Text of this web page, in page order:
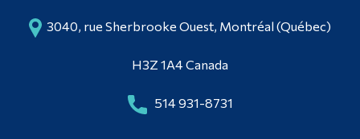
3040, rue Sherbrooke Ouest, Montréal (Québec)
H3Z 1A4 Canada
514 931-8731